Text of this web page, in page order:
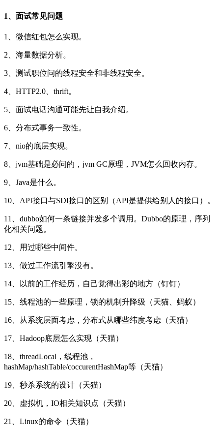
1、面试常见问题
1、微信红包怎么实现。
2、海量数据分析。
3、测试职位问的线程安全和非线程安全。
4、HTTP2.0、thrift。
5、面试电话沟通可能先让自我介绍。
6、分布式事务一致性。
7、nio的底层实现。
8、jvm基础是必问的，jvm GC原理，JVM怎么回收内存。
9、Java是什么。
10、API接口与SDI接口的区别（API是提供给别人的接口）。
11、dubbo如何一条链接并发多个调用。Dubbo的原理，序列
化相关问题。
12、用过哪些中间件。
13、做过工作流引擎没有。
14、以前的工作经历，自己觉得出彩的地方（钉钉）
15、线程池的一些原理，锁的机制升降级（天猫、蚂蚁）
16、从系统层面考虑，分布式从哪些纬度考虑（天猫）
17、Hadoop底层怎么实现（天猫）
18、threadLocal，线程池，
hashMap/hashTable/coccurentHashMap等（天猫）
19、秒杀系统的设计（天猫）
20、虚拟机，IO相关知识点（天猫）
21、Linux的命令（天猫）